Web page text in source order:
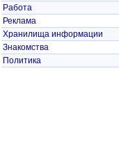
Работа
Реклама
Хранилища информации
Знакомства
Политика